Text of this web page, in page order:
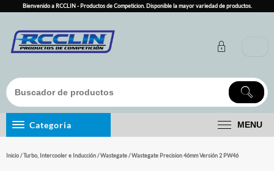
content
Bienvenido a RCCLIN - Productos de Competicion. Disponible la mayor variedad de productos.
Categoria MENU
Inicio/Turbo, Intercooler e Inducción/Wastegate/ Wastegate Precision 46mm Versión 2 PW46